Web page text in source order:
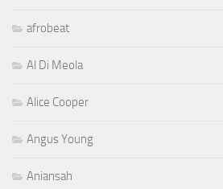
afrobeat
Al Di Meola
Alice Cooper
Angus Young
Aniansah